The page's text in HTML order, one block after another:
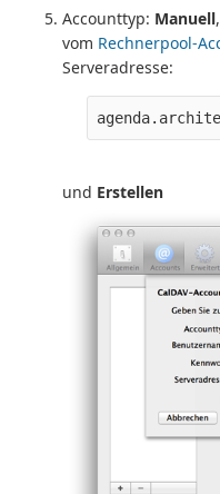
Accounttyp: Manuell
vom Rechnerpool-
Serveradresse:
und Erstellen